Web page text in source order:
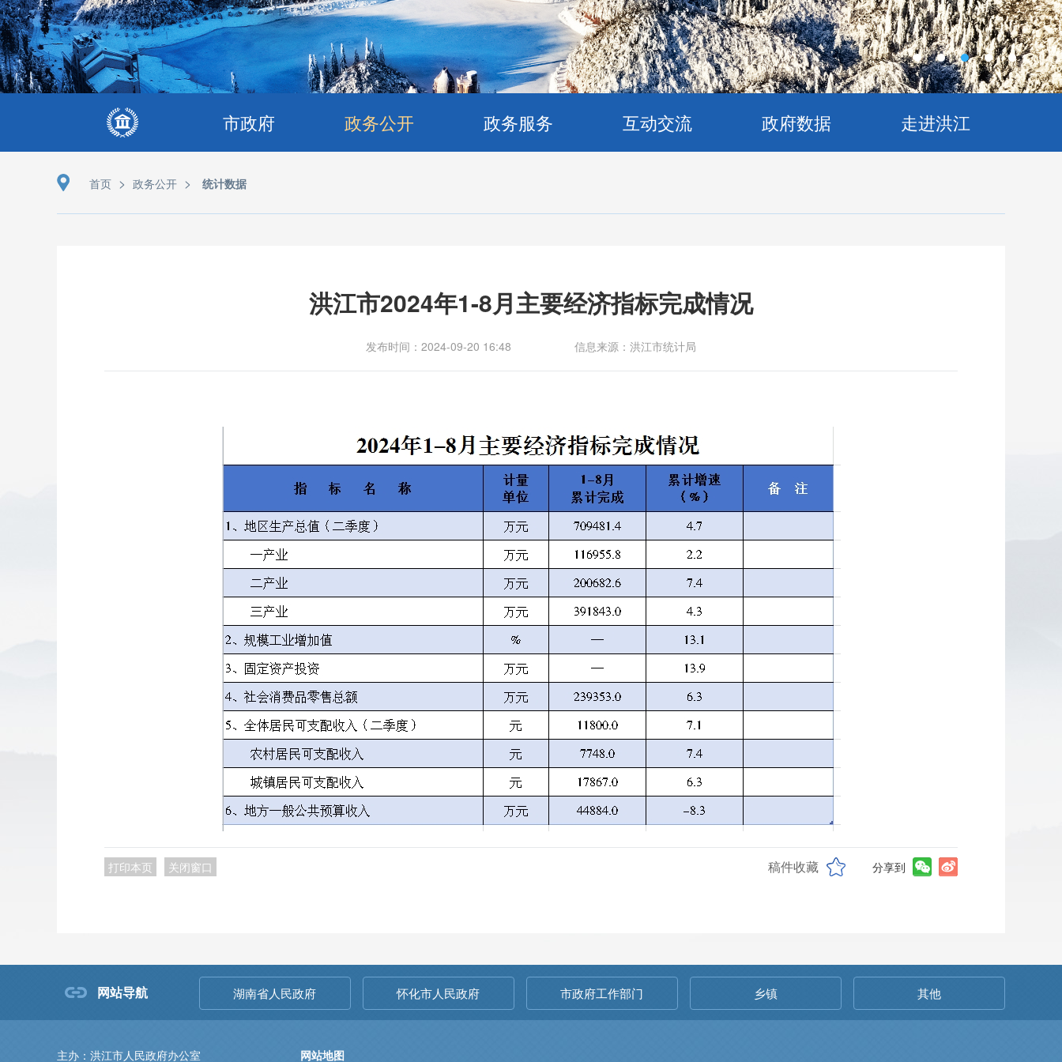
市政府 政务公开 政务服务 互动交流 政府数据 走进洪江
首页 > 政务公开 > 统计数据
洪江市2024年1-8月主要经济指标完成情况
发布时间：2024-09-20 16:48 信息来源：洪江市统计局
打印本页 关闭窗口 稿件收藏 分享到
网站导航 湖南省人民政府 怀化市人民政府 市政府工作部门 乡镇 其他
主办：洪江市人民政府办公室 网站地图